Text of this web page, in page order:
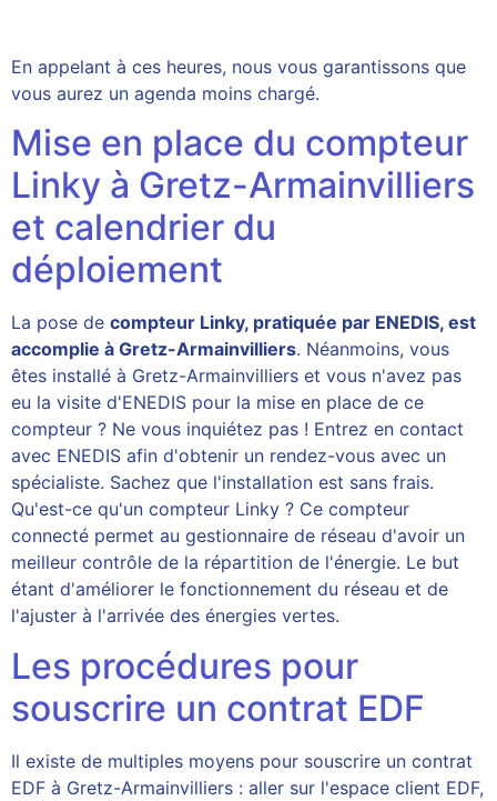
En appelant à ces heures, nous vous garantissons que
vous aurez un agenda moins chargé.
Mise en place du compteur
Linky à Gretz-Armainvilliers
et calendrier du
déploiement
La pose de compteur Linky, pratiquée par ENEDIS, est
accomplie à Gretz-Armainvilliers. Néanmoins, vous
êtes installé à Gretz-Armainvilliers et vous n'avez pas
eu la visite d'ENEDIS pour la mise en place de ce
compteur ? Ne vous inquiétez pas ! Entrez en contact
avec ENEDIS afin d'obtenir un rendez-vous avec un
spécialiste. Sachez que l'installation est sans frais.
Qu'est-ce qu'un compteur Linky ? Ce compteur
connecté permet au gestionnaire de réseau d'avoir un
meilleur contrôle de la répartition de l'énergie. Le but
étant d'améliorer le fonctionnement du réseau et de
l'ajuster à l'arrivée des énergies vertes.
Les procédures pour
souscrire un contrat EDF
Il existe de multiples moyens pour souscrire un contrat
EDF à Gretz-Armainvilliers : aller sur l'espace client EDF,